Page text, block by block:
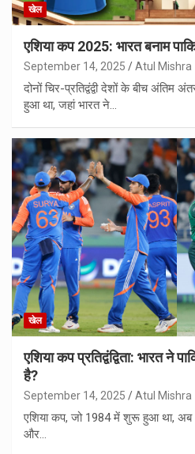
खेल
एशिया कप 2025: भारत बनाम
September 14, 2025 Atul Mishra
दोनों चिर-प्रतिद्वंद्वी देशों के बीच अंतिम
हुआ था, जहां भारत ने…
खेल
एशिया कप प्रतिद्वंद्विता: भारत ने
है?
September 14, 2025 Atul Mishra
एशिया कप, जो 1984 में शुरू हुआ था,
और…